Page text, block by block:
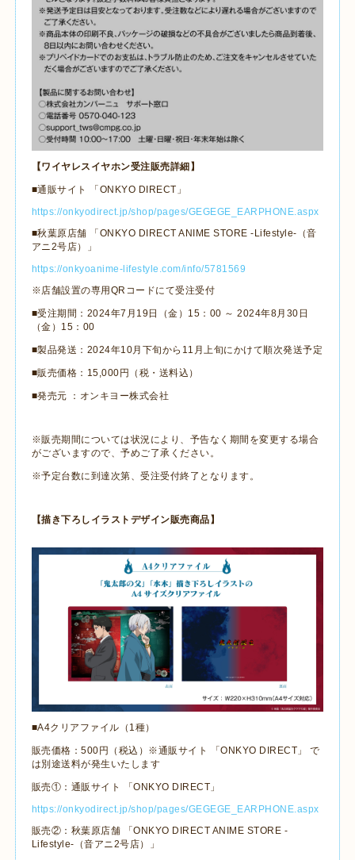
【ワイヤレスイヤホン受注販売詳細】
■通販サイト 「ONKYO DIRECT」
https://onkyodirect.jp/shop/pages/GEGEGE_EARPHONE.aspx
■秋葉原店舗 「ONKYO DIRECT ANIME STORE -Lifestyle-（音
アニ2号店）」
https://onkyoanime-lifestyle.com/info/5781569
※店舗設置の専用QRコードにて受注受付
■受注期間：2024年7月19日（金）15：00 ～ 2024年8月30日
（金）15：00
■製品発送：2024年10月下旬から11月上旬にかけて順次発送予定
■販売価格：15,000円（税・送料込）
■発売元 ：オンキヨー株式会社
※販売期間については状況により、予告なく期間を変更する場合
がございますので、予めご了承ください。
※予定台数に到達次第、受注受付終了となります。
【描き下ろしイラストデザイン販売商品】
■A4クリアファイル（1種）
販売価格：500円（税込）※通販サイト 「ONKYO DIRECT」 で
は別途送料が発生いたします
販売①：通販サイト 「ONKYO DIRECT」
https://onkyodirect.jp/shop/pages/GEGEGE_EARPHONE.aspx
販売②：秋葉原店舗 「ONKYO DIRECT ANIME STORE -
Lifestyle-（音アニ2号店）」